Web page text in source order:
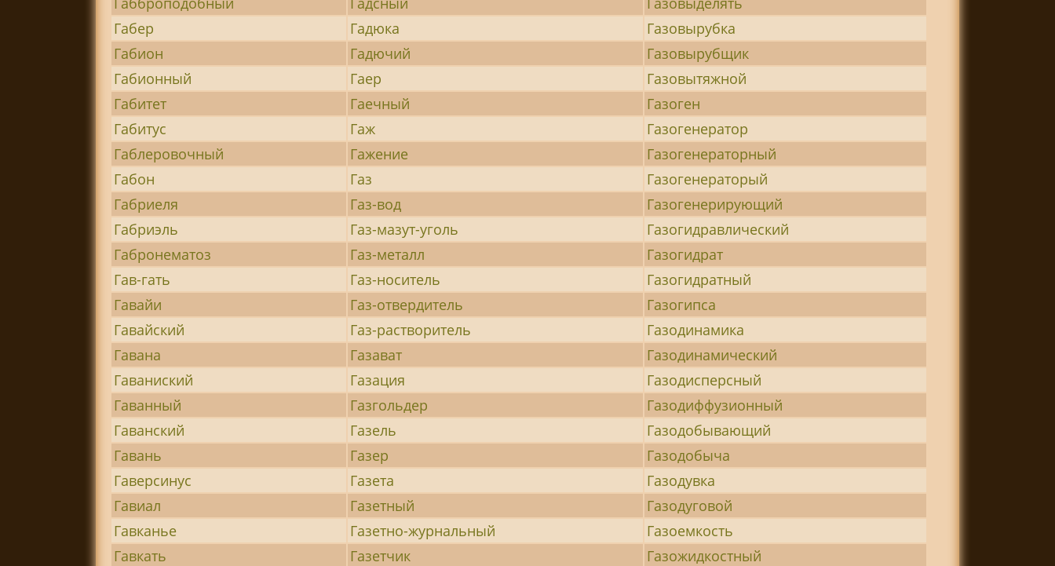
Габер
Гадюка
Газовырубка
Габион
Гадючий
Газовырубщик
Габионный
Гаер
Газовытяжной
Габитет
Гаечный
Газоген
Габитус
Гаж
Газогенератор
Габлеровочный
Гажение
Газогенераторный
Габон
Газ
Газогенераторый
Габриеля
Газ-вод
Газогенерирующий
Габриэль
Газ-мазут-уголь
Газогидравлический
Габронематоз
Газ-металл
Газогидрат
Гав-гать
Газ-носитель
Газогидратный
Гавайи
Газ-отвердитель
Газогипса
Гавайский
Газ-растворитель
Газодинамика
Гавана
Газават
Газодинамический
Гаваниский
Газация
Газодисперсный
Гаванный
Газгольдер
Газодиффузионный
Гаванский
Газель
Газодобывающий
Гавань
Газер
Газодобыча
Гаверсинус
Газета
Газодувка
Гавиал
Газетный
Газодуговой
Гавканье
Газетно-журнальный
Газоемкость
Гавкать
Газетчик
Газожидкостный